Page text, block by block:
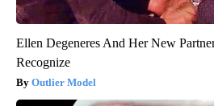
Ellen Degeneres And Her New
Recognize
Outlier Model